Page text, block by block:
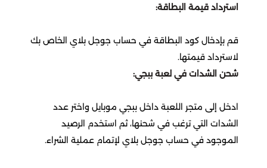
Atlantica Rebirth
Crystalfall
استرداد قيمة البطاقة:
قم بإدخال كود البطاقة في حساب جوجل بلاي الخاص بك
لاسترداد قيمتها.
شحن الشدات في لعبة ببجي:
ادخل إلى متجر اللعبة داخل ببجي موبايل واختر عدد
الشدات التي ترغب في شحنها، ثم استخدم الرصيد
الموجود في حساب جوجل بلاي لإتمام عملية الشراء.